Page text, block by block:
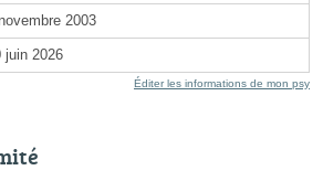
2003
juin 2026
Éditer les informations de mon psy